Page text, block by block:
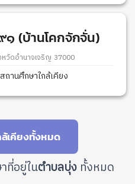
๑ (บ้านโคกจักจั่น)
วัดอำนาจเจริญ 37000
สถานศึกษาใกล้เคียง
เคียงทั้งหมด
ที่อยู่ในตำบลบุ่งทั้งหมด